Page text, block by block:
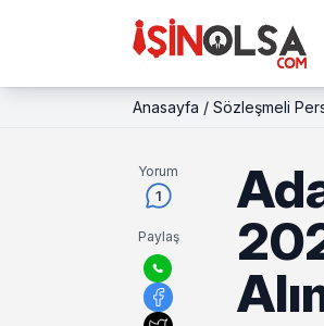
Anasayfa / Sözleşmeli
Yorum
1
Paylaş